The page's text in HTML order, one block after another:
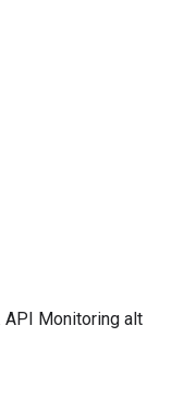
API Monitoring alt